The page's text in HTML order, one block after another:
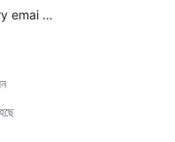
emai …